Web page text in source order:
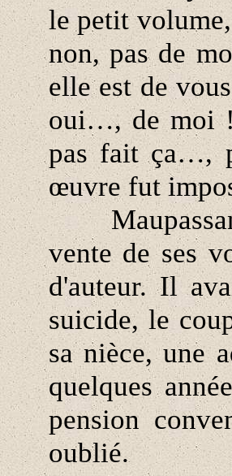
le petit
non, pas de
elle est de
oui…, de moi !
pas fait ça…,
œuvre fut
Maupassant
vente de ses
d'auteur. Il
suicide, le
sa nièce, une
quelques
pension
oublié.